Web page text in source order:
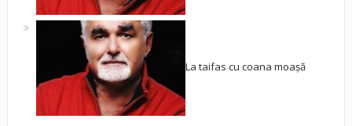
La taifas cu coana moașă